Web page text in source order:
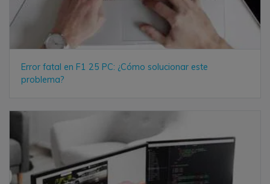
Error fatal en F1 25 PC: ¿Cómo solucionar este
problema?